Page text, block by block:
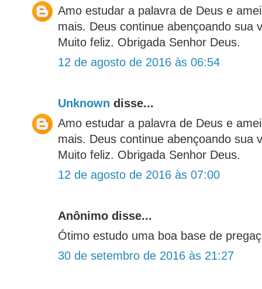
Amo estudar a palavra de Deus e
mais. Deus continue abençoando sua
Muito feliz. Obrigada Senhor Deus.
12 de agosto de 2016 às 06:54
Unknown disse...
Amo estudar a palavra de Deus e
mais. Deus continue abençoando sua
Muito feliz. Obrigada Senhor Deus.
12 de agosto de 2016 às 07:00
Anônimo disse...
Ótimo estudo uma boa base de
30 de setembro de 2016 às 21:27